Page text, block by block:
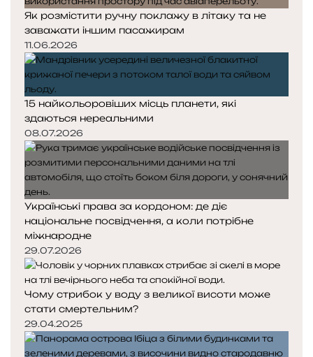
Як розмістити ручну поклажу в літаку та не
заважати іншим пасажирам
11.06.2026
15 найкольоровіших місць планети, які
здаються нереальними
08.07.2026
Українські права за кордоном: де діє
національне посвідчення, а коли потрібне
міжнародне
29.07.2026
Чому стрибок у воду з великої висоти може
стати смертельним?
29.04.2025